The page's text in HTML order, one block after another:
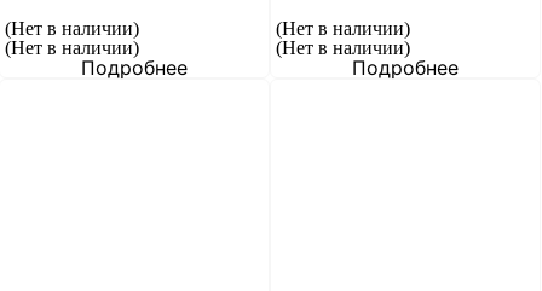
(Нет в наличии)
(Нет в наличии)
Подробнее
(Нет в наличии)
(Нет в наличии)
Подробнее